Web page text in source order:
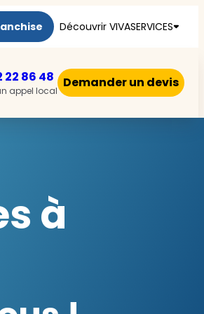
Découvrir VIVASERVICES
22 86 48
appel local
Demander un devis
à